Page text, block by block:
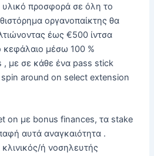
υλικό προσφορά σε όλη το
οργανοπαίκτης θα
έως €500 ίντσα
κεφάλαιο μέσω 100 %
, με σε κάθε ένα pass stick
around on select extension
on με bonus finances, τα stake
αυτά αναγκαιότητα .
ή νοσηλευτής